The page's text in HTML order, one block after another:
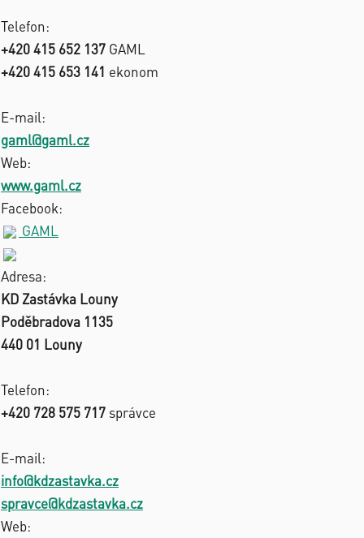
Telefon:
+420 415 652 137 GAML
+420 415 653 141 ekonom
E-mail:
gaml@gaml.cz
Web:
www.gaml.cz
Facebook:
GAML
Adresa:
KD Zastávka Louny
Poděbradova 1135
440 01 Louny
Telefon:
+420 728 575 717 správce
E-mail:
info@kdzastavka.cz
spravce@kdzastavka.cz
Web: